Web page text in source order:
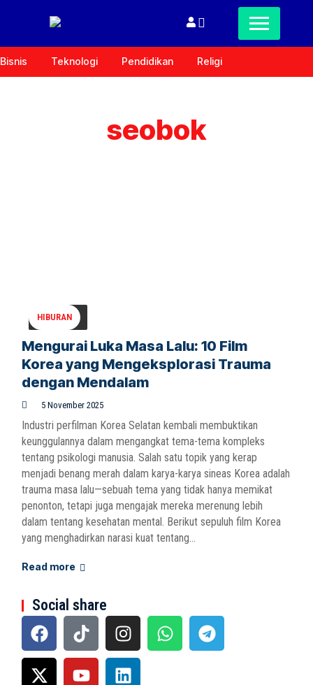
Bisnis Teknologi Pendidikan Religi
seobok
HIBURAN
Mengurai Luka Masa Lalu: 10 Film
Korea yang Mengeksplorasi Trauma
dengan Mendalam
5 November 2025
Industri perfilman Korea Selatan kembali membuktikan
keunggulannya dalam mengangkat tema-tema kompleks
tentang psikologi manusia. Salah satu topik yang kerap
menjadi benang merah dalam karya-karya sineas Korea adalah
trauma masa lalu—sebuah tema yang tidak hanya memikat
penonton, tetapi juga mengajak mereka merenung lebih
dalam tentang kesehatan mental. Berikut sepuluh film Korea
yang menghadirkan narasi kuat tentang...
Read more
Social share